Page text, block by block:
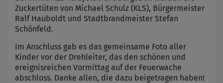
Zuckertüten von Michael Schulz (KLS), Bürgermeister
Ralf Hauboldt und Stadtbrandmeister Stefan
Schönfeld.
Im Anschluss gab es das gemeinsame Foto aller
Kinder vor der Drehleiter, das den schönen und
ereignisreichen Vormittag auf der Feuerwache
abschloss. Danke allen, die dazu beigetragen haben!